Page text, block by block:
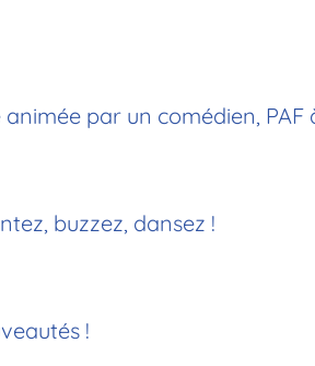
par un comédien, PAF
buzzez, dansez !
!